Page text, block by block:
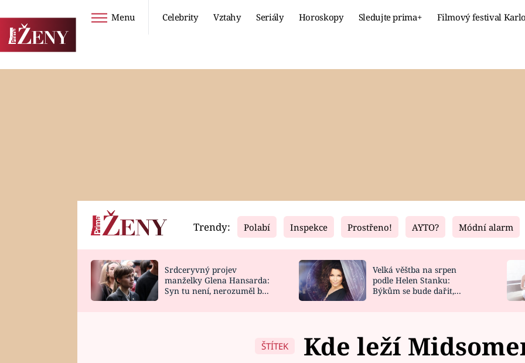
Menu Celebrity Vztahy Seriály Horoskopy Sledujte prima+ Filmový festival
Horoskopy
HOROSKOP NA
Video
CELEBRITY
VAŘENÍ
Fresh
NOVINKY
VIDEORECEPTY
Living
DESIGN
Trendy: Polabí Inspekce Prostřeno! AYTO? Módní alarm
Srdceryvný projev
manželky Glena Hansarda:
Syn tu není, nerozuměl by
Velká věštba na srpen
podle Helen Stanku:
Býkům se bude dařit,
ŠTÍTEK Kde leží